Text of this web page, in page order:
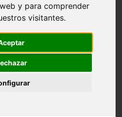
y para comprender
visitantes.